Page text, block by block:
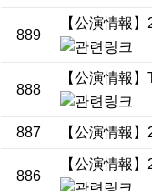
889
【公演情報
888
【公演情報
887 【公演情報
886
【公演情報